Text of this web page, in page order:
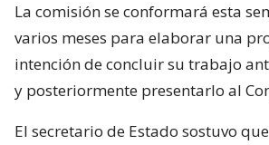
La comisión se conformará esta
varios meses para elaborar una
intención de concluir su trabajo
y posteriormente presentarlo al
El secretario de Estado sostuvo